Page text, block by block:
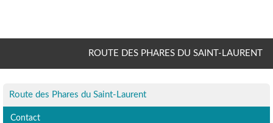
ROUTE DES PHARES DU SAINT-LAURENT
Route des Phares du Saint-Laurent
Contact